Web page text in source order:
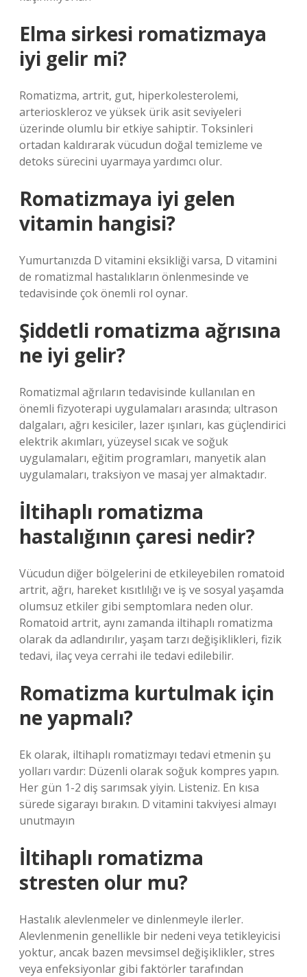
Elma sirkesi romatizmaya
iyi gelir mi?
Romatizma, artrit, gut, hiperkolesterolemi,
arterioskleroz ve yüksek ürik asit seviyeleri
üzerinde olumlu bir etkiye sahiptir. Toksinleri
ortadan kaldırarak vücudun doğal temizleme ve
detoks sürecini uyarmaya yardımcı olur.
Romatizmaya iyi gelen
vitamin hangisi?
Yumurtanızda D vitamini eksikliği varsa, D vitamini
de romatizmal hastalıkların önlenmesinde ve
tedavisinde çok önemli rol oynar.
Şiddetli romatizma ağrısına
ne iyi gelir?
Romatizmal ağrıların tedavisinde kullanılan en
önemli fizyoterapi uygulamaları arasında; ultrason
dalgaları, ağrı kesiciler, lazer ışınları, kas güçlendirici
elektrik akımları, yüzeysel sıcak ve soğuk
uygulamaları, eğitim programları, manyetik alan
uygulamaları, traksiyon ve masaj yer almaktadır.
İltihaplı romatizma
hastalığının çaresi nedir?
Vücudun diğer bölgelerini de etkileyebilen romatoid
artrit, ağrı, hareket kısıtlılığı ve iş ve sosyal yaşamda
olumsuz etkiler gibi semptomlara neden olur.
Romatoid artrit, aynı zamanda iltihaplı romatizma
olarak da adlandırılır, yaşam tarzı değişiklikleri, fizik
tedavi, ilaç veya cerrahi ile tedavi edilebilir.
Romatizma kurtulmak için
ne yapmalı?
Ek olarak, iltihaplı romatizmayı tedavi etmenin şu
yolları vardır: Düzenli olarak soğuk kompres yapın.
Her gün 1-2 diş sarımsak yiyin. Listeniz. En kısa
sürede sigarayı bırakın. D vitamini takviyesi almayı
unutmayın
İltihaplı romatizma
stresten olur mu?
Hastalık alevlenmeler ve dinlenmeyle ilerler.
Alevlenmenin genellikle bir nedeni veya tetikleyicisi
yoktur, ancak bazen mevsimsel değişiklikler, stres
veya enfeksiyonlar gibi faktörler tarafından